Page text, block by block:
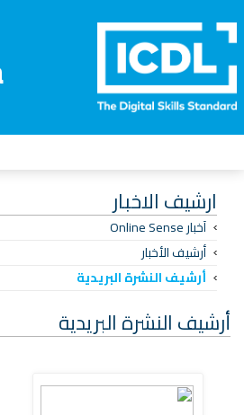
ارشيف الاخبار
آخبار Online Sense
أرشيف الأخبار
أرشيف النشرة البريدية
أرشيف النشرة البريدية